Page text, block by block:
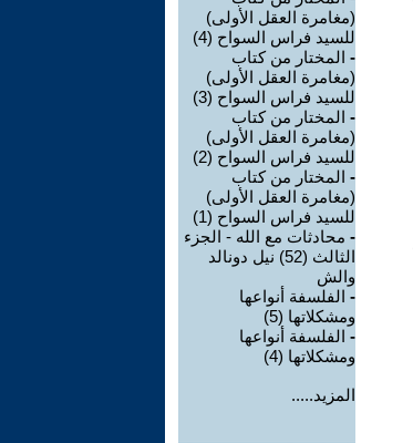
(مغامرة العقل الأولى)
للسيد فراس السواح (4)
- المختار من كتاب
(مغامرة العقل الأولى)
للسيد فراس السواح (3)
- المختار من كتاب
(مغامرة العقل الأولى)
للسيد فراس السواح (2)
- المختار من كتاب
(مغامرة العقل الأولى)
للسيد فراس السواح (1)
- محادثات مع الله - الجزء
الثالث (52) نيل دونالد
والش
- الفلسفة أنواعها
ومشكلاتها (5)
- الفلسفة أنواعها
ومشكلاتها (4)
المزيد.....